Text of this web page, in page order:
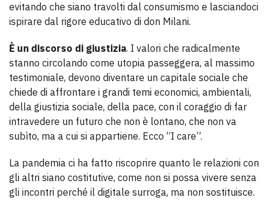
evitando che siano travolti dal consumismo e lasciandoci
ispirare dal rigore educativo di don Milani.
È un discorso di giustizia. I valori che radicalmente
stanno circolando come utopia passeggera, al massimo
testimoniale, devono diventare un capitale sociale che
chiede di affrontare i grandi temi economici, ambientali,
della giustizia sociale, della pace, con il coraggio di far
intravedere un futuro che non è lontano, che non va
subìto, ma a cui si appartiene. Ecco “I care”.
La pandemia ci ha fatto riscoprire quanto le relazioni con
gli altri siano costitutive, come non si possa vivere senza
gli incontri perché il digitale surroga, ma non sostituisce.